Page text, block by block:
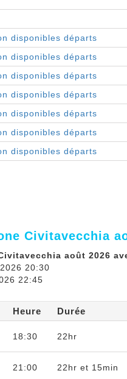
disponibles départs
disponibles départs
disponibles départs
disponibles départs
disponibles départs
disponibles départs
disponibles départs
Civitavecchia
août 2026
20:30
22:45
Heure Durée
18:30 22hr
21:00 22hr et 15min